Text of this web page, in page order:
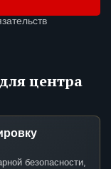
центра
безопасности,